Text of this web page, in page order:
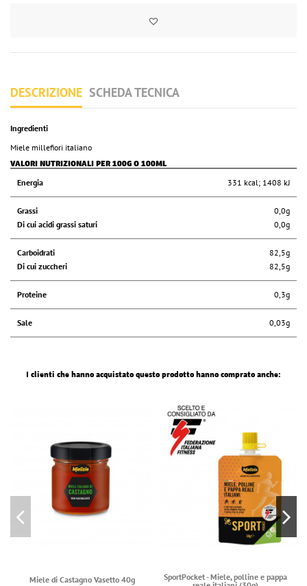
DESCRIZIONE SCHEDA TECNICA
Ingredienti
Miele millefiori italiano
VALORI NUTRIZIONALI PER 100G O 100ML
Energia
331 kcal; 1408 kJ
Grassi
Di cui acidi grassi saturi
0,0g
0,0g
Carboidrati
Di cui zuccheri
82,5g
82,5g
Proteine 0,3g
Sale 0,03g
I clienti che hanno acquistato questo prodotto hanno comprato anche:
Miele di Castagno Vasetto 40g
SportPocket - Miele, polline e pappa